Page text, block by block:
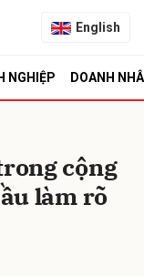
English
NGHIỆP DOANH
cộng
làm rõ